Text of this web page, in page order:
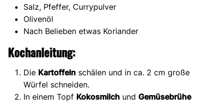
Salz, Pfeffer, Currypulver
Olivenöl
Nach Belieben etwas Koriander
Kochanleitung:
Die Kartoffeln schälen und in ca. 2 cm große
Würfel schneiden.
In einem Topf Kokosmilch und Gemüsebrühe